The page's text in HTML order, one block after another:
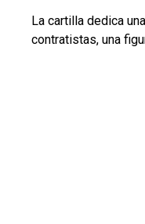
La cartilla dedica
contratistas, una